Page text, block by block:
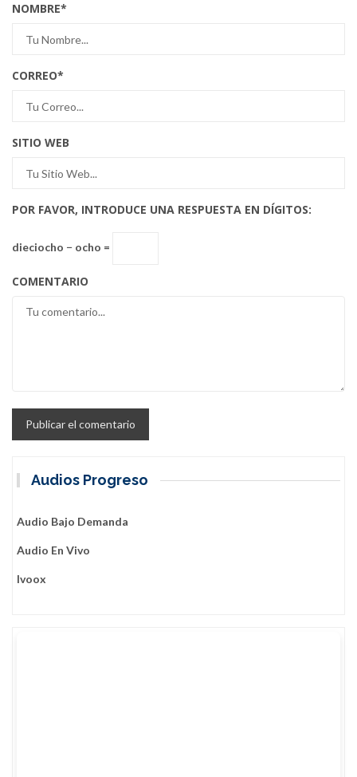
NOMBRE*
CORREO*
SITIO WEB
POR FAVOR, INTRODUCE UNA RESPUESTA EN DÍGITOS:
dieciocho − ocho =
COMENTARIO
Audios Progreso
Audio Bajo Demanda
Audio En Vivo
Ivoox